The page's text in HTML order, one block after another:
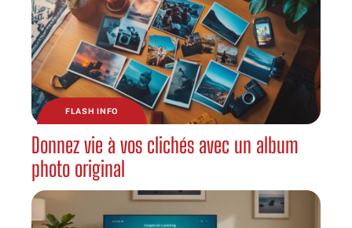
FLASH INFO
Donnez vie à vos clichés avec un album
photo original